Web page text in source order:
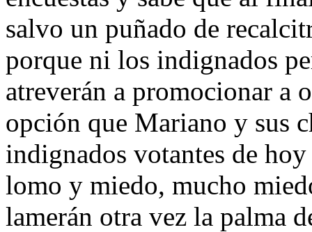
salvo un puñado de
porque ni los indignados
atreverán a promocionar a
opción que Mariano y sus
indignados votantes de
lomo y miedo, mucho
lamerán otra vez la palma